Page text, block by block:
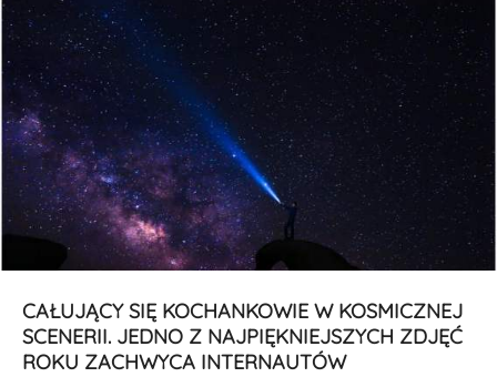
CAŁUJĄCY SIĘ KOCHANKOWIE W KOSMICZNEJ
SCENERII. JEDNO Z NAJPIĘKNIEJSZYCH ZDJĘĆ
ROKU ZACHWYCA INTERNAUTÓW